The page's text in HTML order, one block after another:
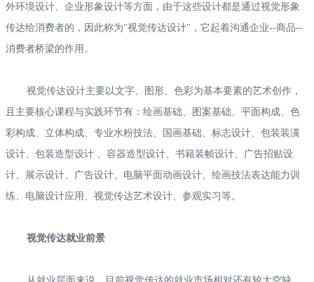
外环境设计、企业形象设计等方面，由于这些设计都是通过视觉形象
传达给消费者的，因此称为"视觉传达设计"，它起着沟通企业--商品--
消费者桥梁的作用。
视觉传达设计主要以文字、图形、色彩为基本要素的艺术创作，
且主要核心课程与实践环节有：绘画基础、图案基础、平面构成、色
彩构成、立体构成、专业水粉技法、国画基础、标志设计、包装装潢
设计、包装造型设计
、容器造型设计、书籍装帧设计、广告招贴设
计、展示设计、广告设计、电脑平面动画设计、绘画技法表达能力训
练、电脑设计应用、视觉传达艺术设计、参观实习等。
视觉传达就业前景